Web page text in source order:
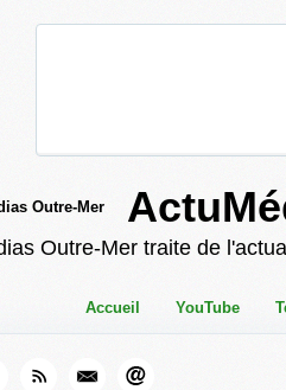
Outre-Mer traite de
Accueil YouTube